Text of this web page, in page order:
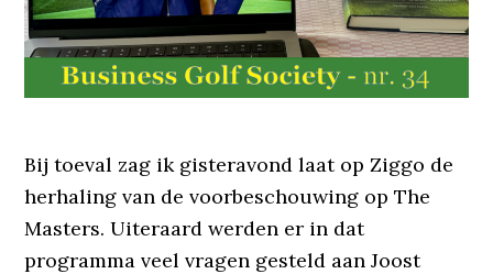
Bij toeval zag ik gisteravond laat op Ziggo de
herhaling van de voorbeschouwing op The
Masters. Uiteraard werden er in dat
programma veel vragen gesteld aan Joost